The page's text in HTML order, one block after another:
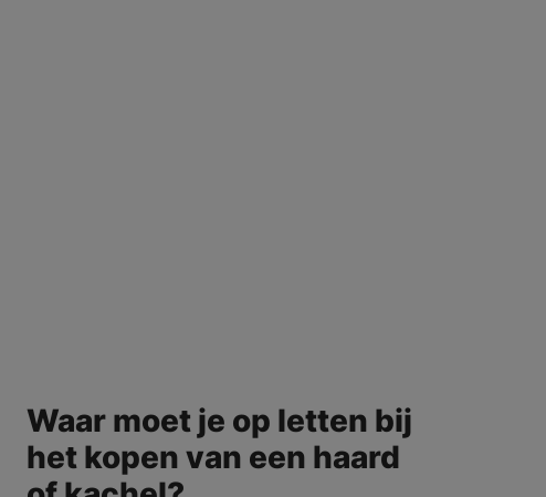
Waar moet je op letten bij
het kopen van een haard